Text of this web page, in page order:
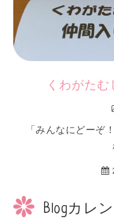
くわがた
「みんなにどーぞ
Blogカレ